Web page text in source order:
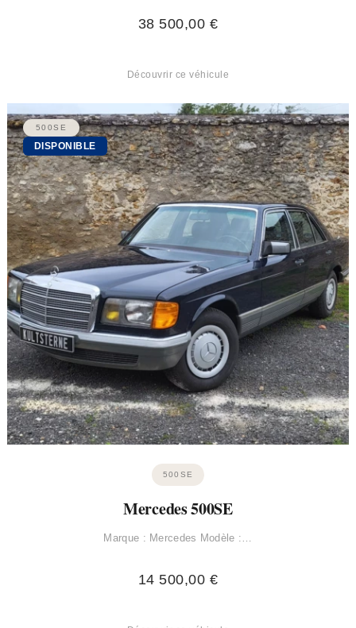
38 500,00 €
Découvrir ce véhicule
500SE
DISPONIBLE
500SE
Mercedes 500SE
Marque : Mercedes Modèle :…
14 500,00 €